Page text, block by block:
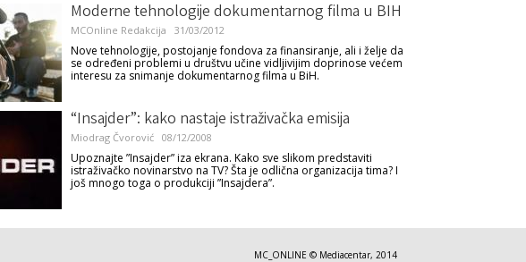
Moderne tehnologije dokumentarnog filma u BIH
MCOnline Redakcija 31/03/2012
Nove tehnologije, postojanje fondova za finansiranje, ali i želje da
se određeni problemi u društvu učine vidljivijim doprinose većem
interesu za snimanje dokumentarnog filma u BiH.
“Insajder”: kako nastaje istraživačka emisija
Miodrag Čvorović 08/12/2008
Upoznajte ”Insajder” iza ekrana. Kako sve slikom predstaviti
istraživačko novinarstvo na TV? Šta je odlična organizacija tima? I
još mnogo toga o produkciji ”Insajdera”.
MC_ONLINE © Mediacentar, 2014